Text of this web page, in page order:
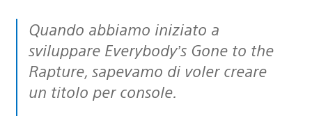
Quando abbiamo iniziato a
sviluppare Everybody’s Gone to the
Rapture, sapevamo di voler creare
un titolo per console.